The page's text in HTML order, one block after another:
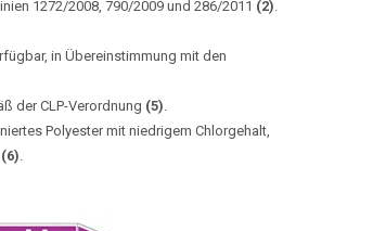
1272/2008, 790/2009 und 286/2011 (2)
in Übereinstimmung mit den
der CLP-Verordnung (5)
Polyester mit niedrigem Chlorgehalt,
(6)